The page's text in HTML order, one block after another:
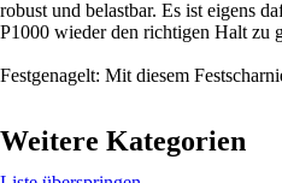
robust und belastbar. Es ist eigens
P1000 wieder den richtigen Halt zu
Festgenagelt: Mit diesem
Weitere Kategorien